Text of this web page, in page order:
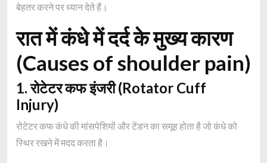
बेहतर करने पर ध्यान देते हैं।
रात में कंधे में दर्द के मुख्य कारण
(Causes of shoulder pain)
1. रोटेटर कफ इंजरी (Rotator Cuff
Injury)
रोटेटर कफ कंधे की मांसपेशियों और टेंडन का समूह होता है जो कंधे को
स्थिर रखने में मदद करता है।